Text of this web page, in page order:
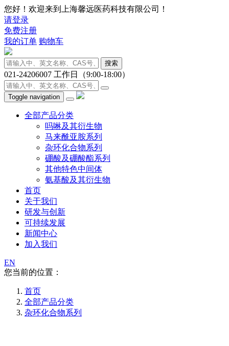
您好！欢迎来到上海馨远医药科技有限公司！
请登录
免费注册
我的订单 购物车
搜索
021-24206007 工作日（9:00-18:00）
Toggle navigation
全部产品分类
吗啉及其衍生物
马来酰亚胺系列
杂环化合物系列
硼酸及硼酸酯系列
其他特色中间体
氨基酸及其衍生物
首页
关于我们
研发与创新
可持续发展
新闻中心
加入我们
EN
您当前的位置：
首页
全部产品分类
杂环化合物系列